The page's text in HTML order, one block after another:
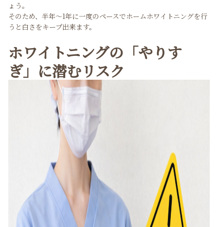
ょう。
そのため、半年〜1年に一度のペースでホームホワイトニングを行
うと白さをキープ出来ます。
ホワイトニングの「やりす
ぎ」に潜むリスク